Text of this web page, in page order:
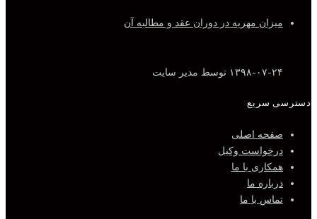
میزان مهریه در دوران عقد و مطالبه آن
۱۳۹۸-۰۷-۲۴ توسط مدیر سایت
دسترسی سریع
صفحه اصلی
درخواست وکیل
همکاری با ما
درباره ما
تماس با ما